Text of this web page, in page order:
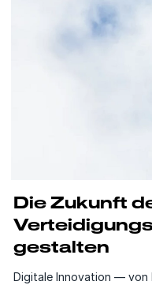
Die Zukunft
gestalten
Digitale Innovation — von